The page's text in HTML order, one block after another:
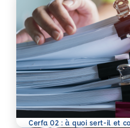
Cerfa 02 : à quoi sert-il et
En savoir plus